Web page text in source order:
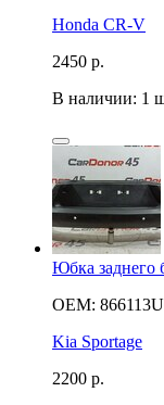
Honda CR-V
2450 р.
В наличии: 1
Юбка заднего
OEM:
Kia Sportage
2200 р.